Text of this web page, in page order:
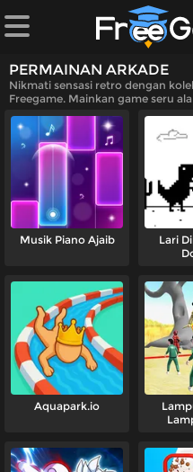
PERMAINAN ARKADE
Nikmati sensasi retro dengan
Freegame. Mainkan game seru
Musik Piano Ajaib
Lari
Aquapark.io